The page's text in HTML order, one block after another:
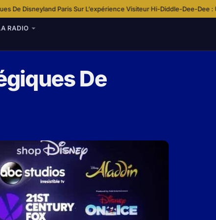
Sur L’expérience Visiteur ·Hi-Diddle-Dee-Dee : Une chanson au
RADIO
De